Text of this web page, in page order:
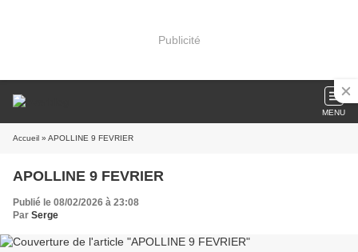
Publicité
MENU
Accueil » APOLLINE 9 FEVRIER
APOLLINE 9 FEVRIER
Publié le 08/02/2026 à 23:08
Par Serge